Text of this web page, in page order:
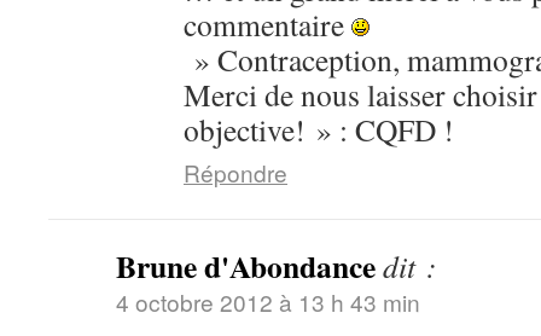
commentaire
» Contraception,
Merci de nous laisser
objective! » : CQFD !
Répondre
Brune d'Abondancedit :
4 octobre 2012 à 13 h 43 min